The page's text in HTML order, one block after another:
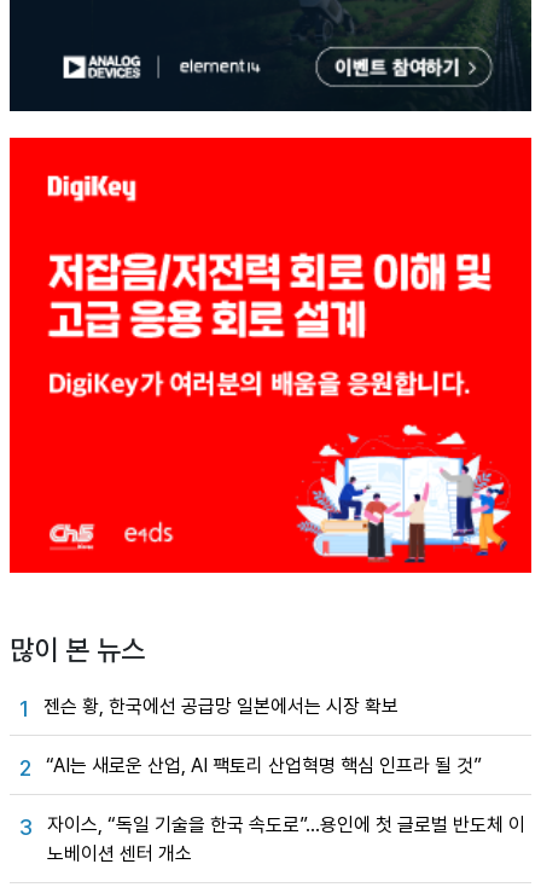
많이 본 뉴스
1 젠슨 황, 한국에선 공급망 일본에서는 시장 확보
2 “AI는 새로운 산업, AI 팩토리 산업혁명 핵심 인프라 될 것”
3
자이스, “독일 기술을 한국 속도로”…용인에 첫 글로벌 반도체 이
노베이션 센터 개소